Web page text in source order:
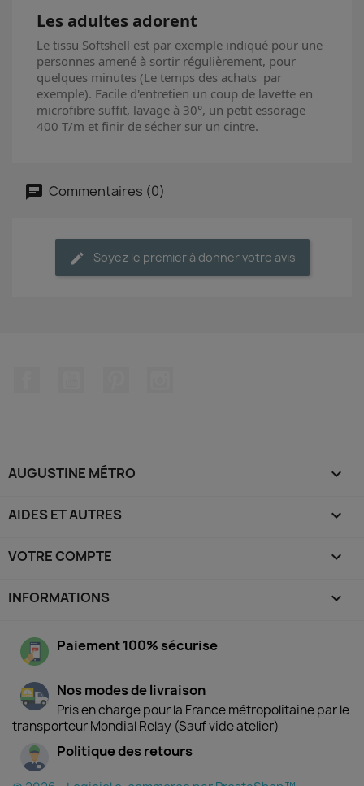
Les adultes adorent
Le tissu Softshell est par exemple indiqué pour une
personnes amené à sortir régulièrement, pour
quelques minutes (Le temps des achats par
exemple). Facile d'entretien un coup de lavette en
microfibre suffit, lavage à 30°, un petit essorage
400 T/m et finir de sécher sur un cintre.
Commentaires (0)
Soyez le premier à donner votre avis
AUGUSTINE MÉTRO 
AIDES ET AUTRES 
VOTRE COMPTE 
INFORMATIONS keyboard_arrow_down
Paiement 100% sécurise
Nos modes de livraison
Pris en charge pour la France métropolitaine par le
transporteur Mondial Relay (Sauf vide atelier)
Politique des retours